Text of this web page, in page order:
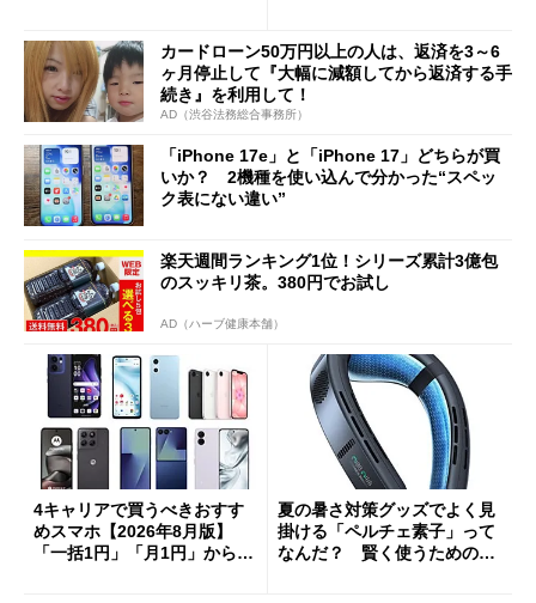
カードローン50万円以上の人は、返済を3～6
ヶ月停止して『大幅に減額してから返済する手
続き』を利用して！
AD（渋谷法務総合事務所）
「iPhone 17e」と「iPhone 17」どちらが買
いか？ 2機種を使い込んで分かった“スペッ
ク表にない違い”
楽天週間ランキング1位！シリーズ累計3億包
のスッキリ茶。380円でお試し
AD（ハーブ健康本舗）
4キャリアで買うべきおすす
めスマホ【2026年8月版】
「一括1円」「月1円」からお
夏の暑さ対策グッズでよく見
掛ける「ペルチェ素子」って
なんだ？ 賢く使うための注